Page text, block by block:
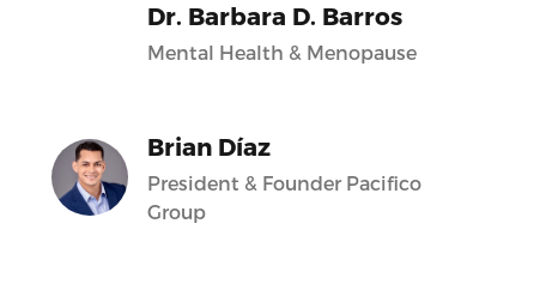
Dr. Barbara D. Barros
Mental Health & Menopause
Brian Díaz
President & Founder Pacifico
Group